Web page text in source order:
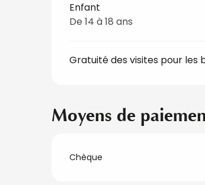
Enfant
De 14 à 18 ans
Gratuité des visites pour les
Moyens de
Chèque